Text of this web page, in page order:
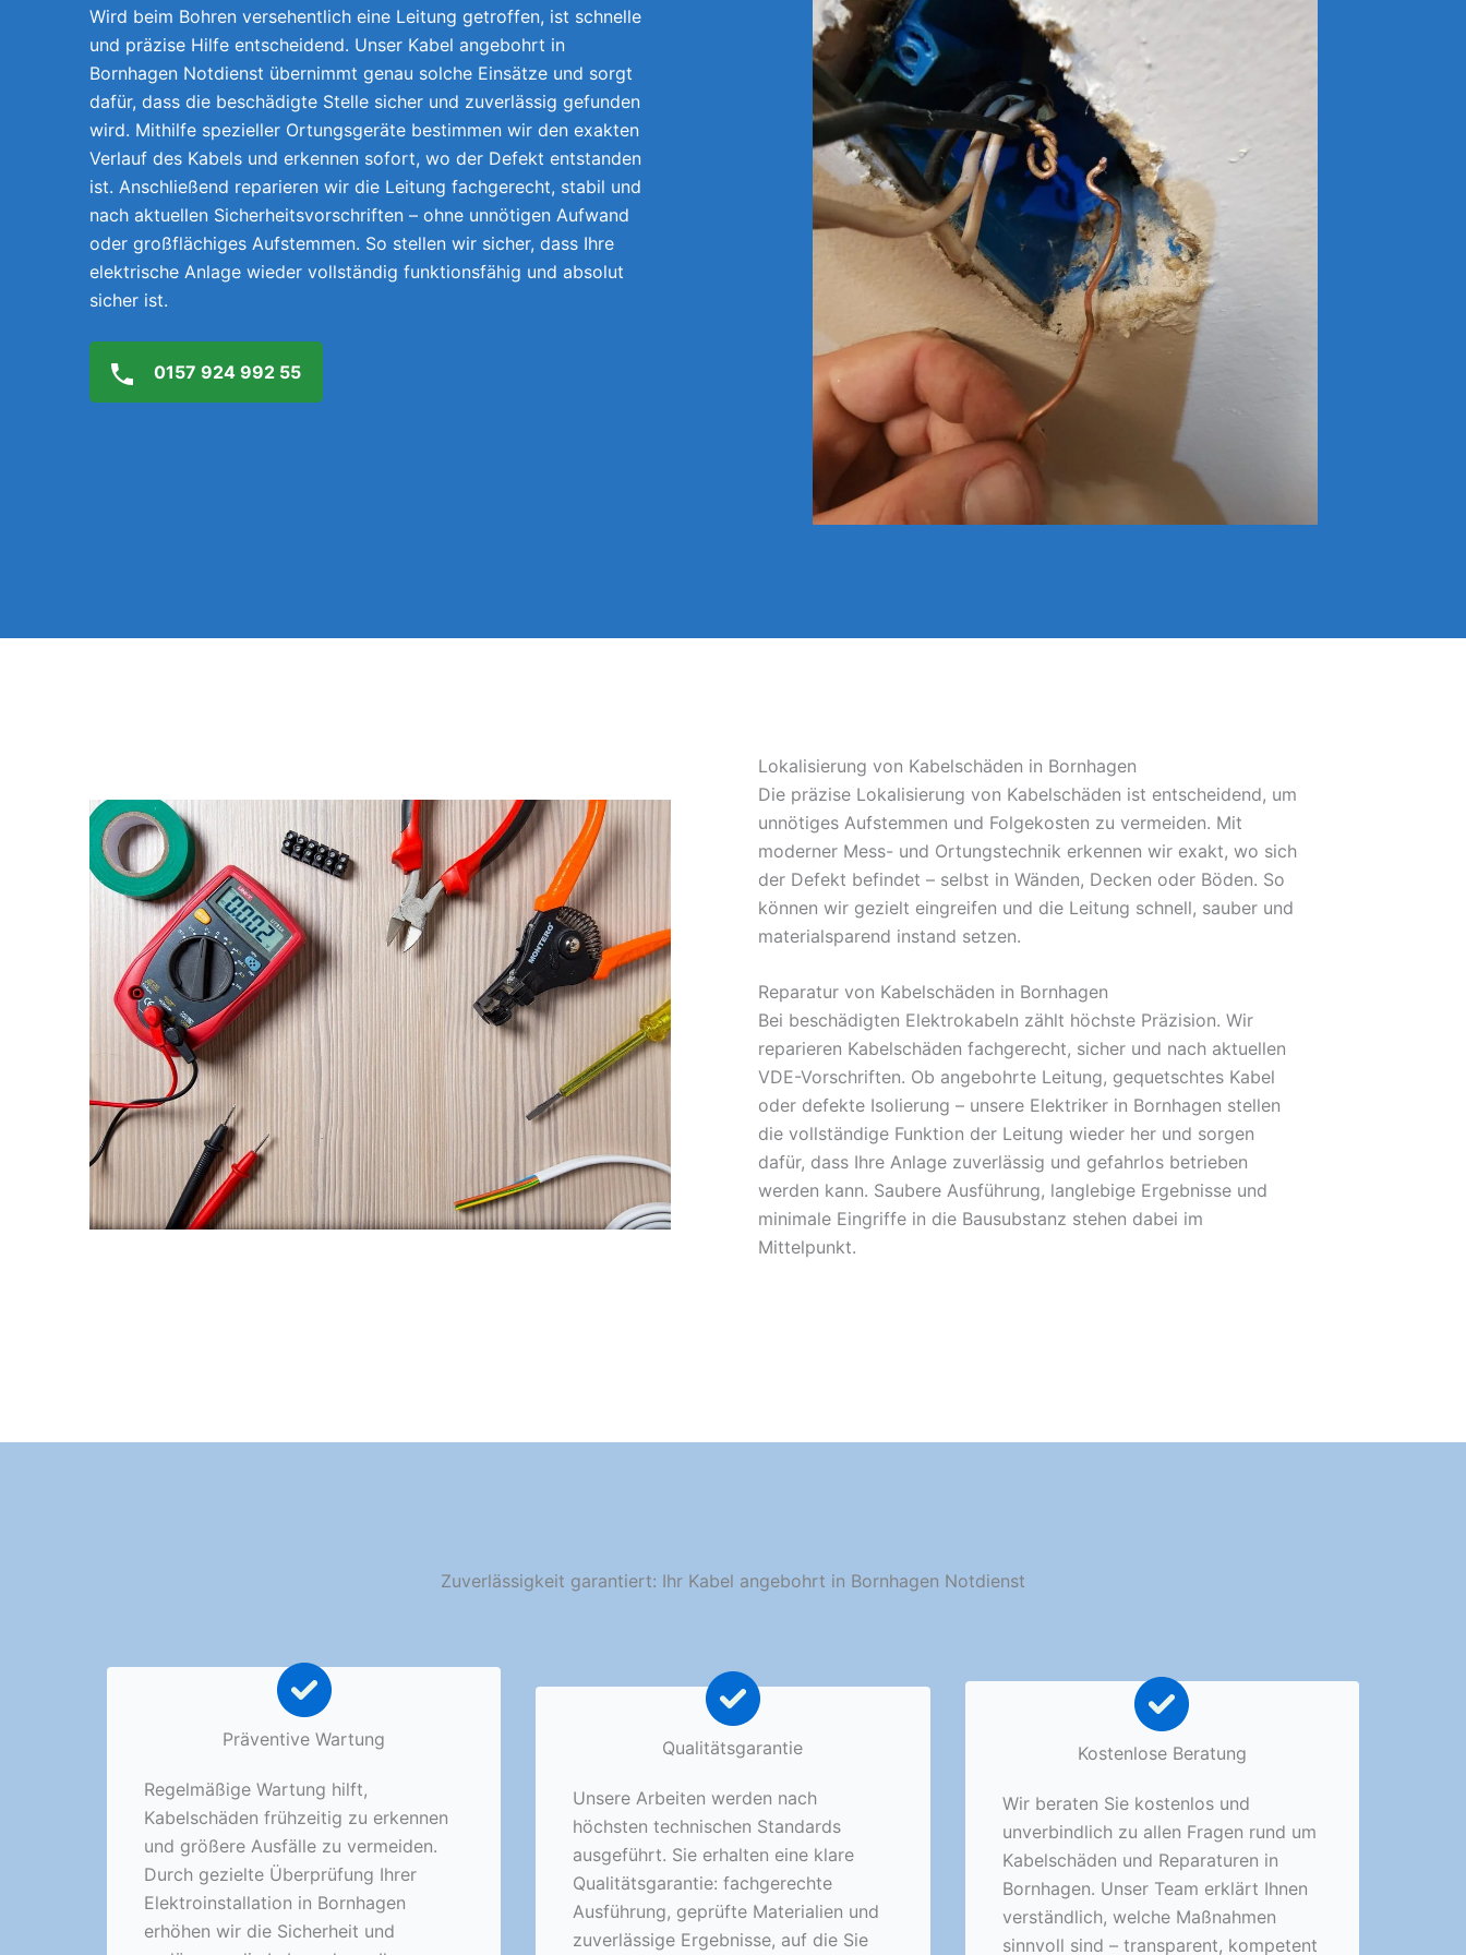
Wird beim Bohren versehentlich eine Leitung getroffen, ist schnelle
und präzise Hilfe entscheidend. Unser Kabel angebohrt in
Bornhagen Notdienst übernimmt genau solche Einsätze und sorgt
dafür, dass die beschädigte Stelle sicher und zuverlässig gefunden
wird. Mithilfe spezieller Ortungsgeräte bestimmen wir den exakten
Verlauf des Kabels und erkennen sofort, wo der Defekt entstanden
ist. Anschließend reparieren wir die Leitung fachgerecht, stabil und
nach aktuellen Sicherheitsvorschriften – ohne unnötigen Aufwand
oder großflächiges Aufstemmen. So stellen wir sicher, dass Ihre
elektrische Anlage wieder vollständig funktionsfähig und absolut
sicher ist.
0157 924 992 55
Lokalisierung von Kabelschäden in Bornhagen
Die präzise Lokalisierung von Kabelschäden ist entscheidend, um
unnötiges Aufstemmen und Folgekosten zu vermeiden. Mit
moderner Mess- und Ortungstechnik erkennen wir exakt, wo sich
der Defekt befindet – selbst in Wänden, Decken oder Böden. So
können wir gezielt eingreifen und die Leitung schnell, sauber und
materialsparend instand setzen.
Reparatur von Kabelschäden in Bornhagen
Bei beschädigten Elektrokabeln zählt höchste Präzision. Wir
reparieren Kabelschäden fachgerecht, sicher und nach aktuellen
VDE-Vorschriften. Ob angebohrte Leitung, gequetschtes Kabel
oder defekte Isolierung – unsere Elektriker in Bornhagen stellen
die vollständige Funktion der Leitung wieder her und sorgen
dafür, dass Ihre Anlage zuverlässig und gefahrlos betrieben
werden kann. Saubere Ausführung, langlebige Ergebnisse und
minimale Eingriffe in die Bausubstanz stehen dabei im
Mittelpunkt.
Zuverlässigkeit garantiert: Ihr Kabel angebohrt in Bornhagen Notdienst
Präventive Wartung
Regelmäßige Wartung hilft,
Kabelschäden frühzeitig zu erkennen
und größere Ausfälle zu vermeiden.
Durch gezielte Überprüfung Ihrer
Elektroinstallation in Bornhagen
erhöhen wir die Sicherheit und
Qualitätsgarantie
Unsere Arbeiten werden nach
höchsten technischen Standards
ausgeführt. Sie erhalten eine klare
Qualitätsgarantie: fachgerechte
Ausführung, geprüfte Materialien und
zuverlässige Ergebnisse, auf die Sie
Kostenlose Beratung
Wir beraten Sie kostenlos und
unverbindlich zu allen Fragen rund um
Kabelschäden und Reparaturen in
Bornhagen. Unser Team erklärt Ihnen
verständlich, welche Maßnahmen
sinnvoll sind – transparent, kompetent